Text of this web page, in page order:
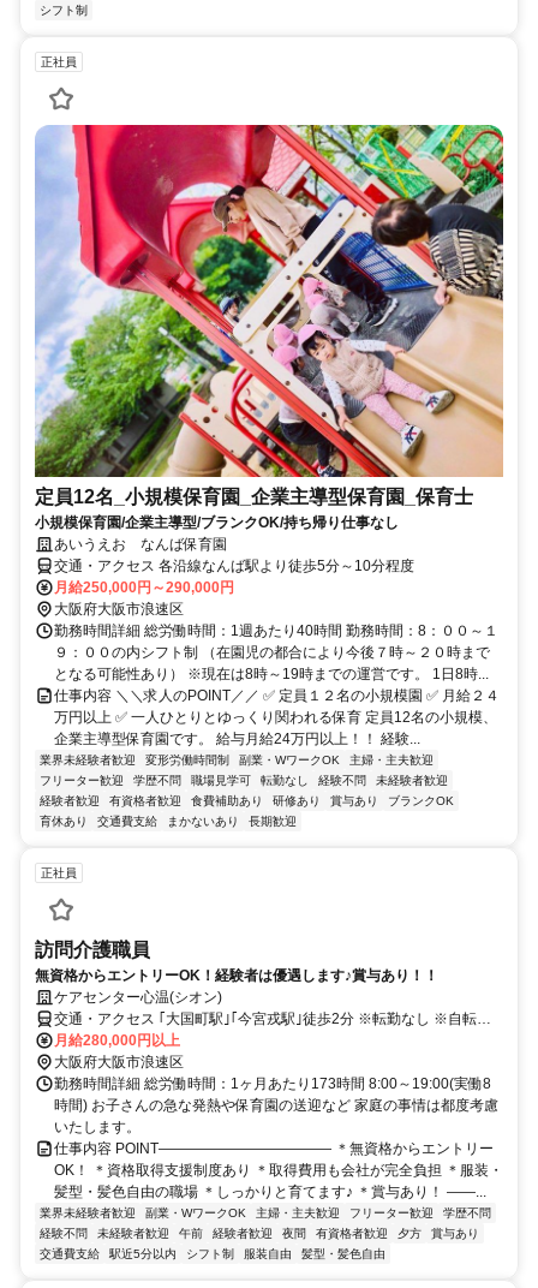
シフト制
正社員
定員12名_小規模保育園_企業主導型保育園_保育士
小規模保育園/企業主導型/ブランクOK/持ち帰り仕事なし
あいうえお なんば保育園
交通・アクセス 各沿線なんば駅より徒歩5分～10分程度
月給250,000円～290,000円
大阪府大阪市浪速区
勤務時間詳細 総労働時間：1週あたり40時間 勤務時間：8：００～１
９：００の内シフト制 （在園児の都合により今後７時～２０時まで
となる可能性あり） ※現在は8時～19時までの運営です。 1日8時...
仕事内容 ＼＼求人のPOINT／／ ✅ 定員１２名の小規模園 ✅ 月給２４
万円以上 ✅ 一人ひとりとゆっくり関われる保育 定員12名の小規模、
企業主導型保育園です。 給与月給24万円以上！！ 経験...
業界未経験者歓迎 変形労働時間制 副業・WワークOK
主婦・主夫歓迎
フリーター歓迎
学歴不問 職場見学可 転勤なし 経験不問
未経験者歓迎
経験者歓迎
有資格者歓迎 食費補助あり 研修あり 賞与あり
ブランクOK
育休あり
交通費支給 まかないあり 長期歓迎
正社員
訪問介護職員
無資格からエントリーOK！経験者は優遇します♪賞与あり！！
ケアセンター心温(シオン)
交通・アクセス ｢大国町駅｣｢今宮戎駅｣徒歩2分 ※転勤なし ※自転車
通勤可
月給280,000円以上
大阪府大阪市浪速区
勤務時間詳細 総労働時間：1ヶ月あたり173時間 8:00～19:00(実働8
時間) お子さんの急な発熱や保育園の送迎など 家庭の事情は都度考慮
いたします。
仕事内容 POINT―――――――――――― ＊無資格からエントリー
OK！ ＊資格取得支援制度あり ＊取得費用も会社が完全負担 ＊服装・
髪型・髪色自由の職場 ＊しっかりと育てます♪ ＊賞与あり！ ――...
業界未経験者歓迎 副業・WワークOK 主婦・主夫歓迎 フリーター歓迎
学歴不問
経験不問
未経験者歓迎 午前 経験者歓迎 夜間 有資格者歓迎 夕方
賞与あり
交通費支給
駅近5分以内 シフト制 服装自由 髪型・髪色自由